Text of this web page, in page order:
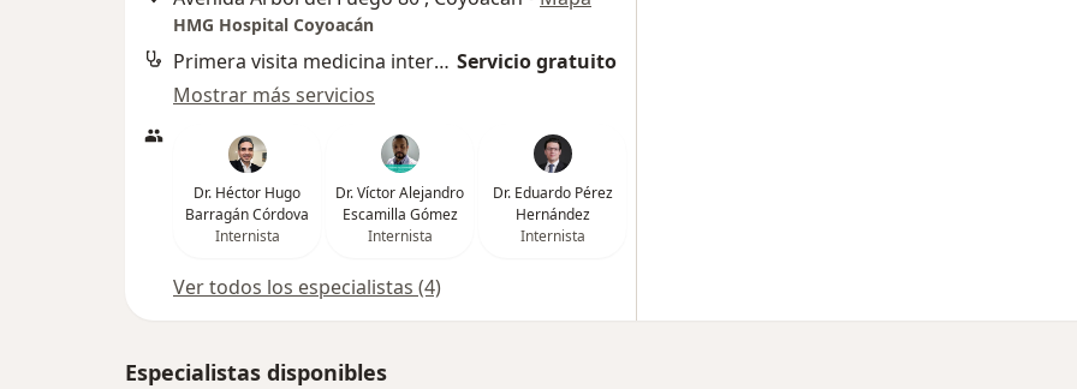
HMG Hospital Coyoacán
Primera visita medicina interna Servicio gratuito
Mostrar más servicios
Dr. Héctor Hugo
Barragán Córdova
Internista
Dr. Víctor Alejandro
Escamilla Gómez
Internista
Dr. Eduardo Pérez
Hernández
Internista
Ver todos los especialistas (4)
Especialistas disponibles